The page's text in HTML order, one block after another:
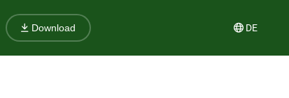
Download DE